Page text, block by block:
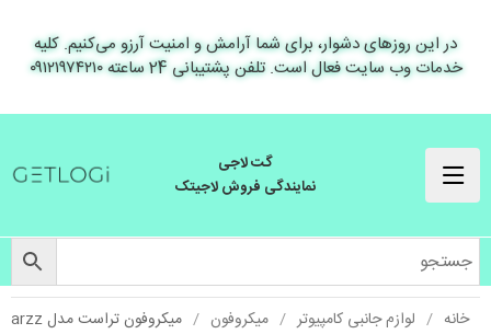
در این روزهای دشوار، برای شما آرامش و امنیت آرزو می‌کنیم. کلیه
خدمات وب سایت فعال است. تلفن پشتیبانی 24 ساعته ۰۹۱۲۱۹۷۴۲۱۰
گت لاجی
نمایندگی فروش لاجیتک
خانه لوازم جانبی کامپیوتر میکروفون میکروفون تراست مدل Starzz